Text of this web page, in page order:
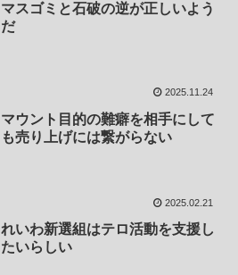
マスゴミと石破の逆が正しいよう
だ
2025.11.24
マウント目的の難癖を相手にして
も売り上げには繋がらない
2025.02.21
れいわ新選組はテロ活動を支援し
たいらしい